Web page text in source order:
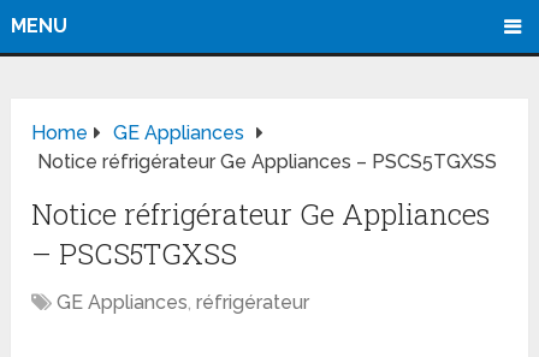
MENU
Home
GE Appliances
Notice réfrigérateur Ge Appliances – PSCS5TGXSS
Notice réfrigérateur Ge Appliances
– PSCS5TGXSS
GE Appliances,réfrigérateur